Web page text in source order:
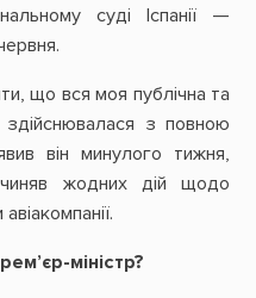
суді Іспанії —
що вся моя публічна та
здійснювалася з повною
він минулого тижня,
жодних дій щодо
міністр?